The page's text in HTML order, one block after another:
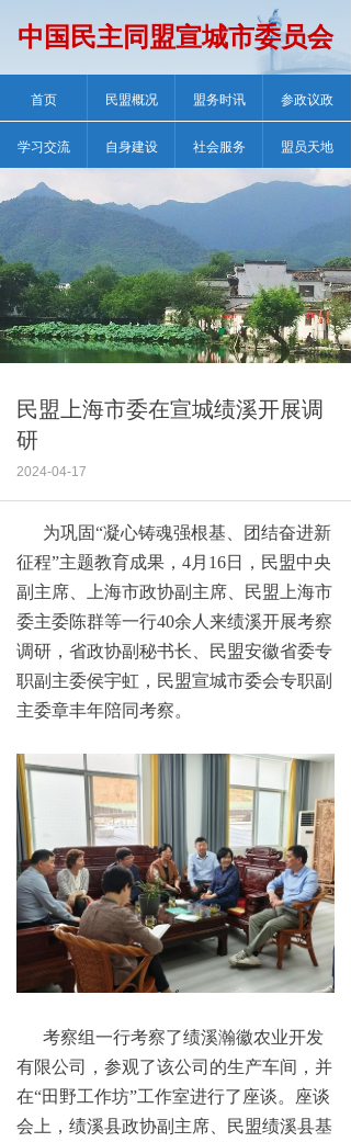
中国民主同盟宣城市委员会
首页 民盟概况 盟务时讯 参政议政
学习交流 自身建设 社会服务 盟员天地
民盟上海市委在宣城绩溪开展调
研
2024-04-17
为巩固“凝心铸魂强根基、团结奋进新
征程”主题教育成果，4月16日，民盟中央
副主席、上海市政协副主席、民盟上海市
委主委陈群等一行40余人来绩溪开展考察
调研，省政协副秘书长、民盟安徽省委专
职副主委侯宇虹，民盟宣城市委会专职副
主委章丰年陪同考察。
考察组一行考察了绩溪瀚徽农业开发
有限公司，参观了该公司的生产车间，并
在“田野工作坊”工作室进行了座谈。座谈
会上，绩溪县政协副主席、民盟绩溪县基